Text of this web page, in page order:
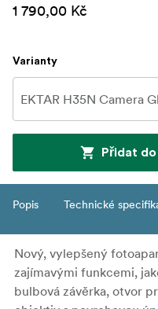
1 790,00 Kč
Varianty
Přidat
Popis Technické
Nový, vylepšený
zajímavými funkcemi,
bulbová závěrka, otvor